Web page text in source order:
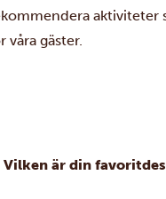
aktiviteter
våra gäster.
Vilken är din